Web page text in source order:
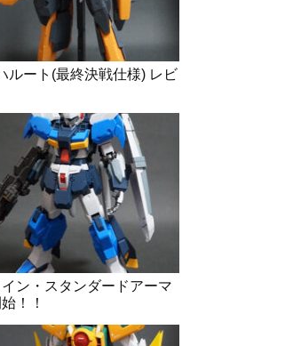
ルート(最終決戦仕様) レビ
ン・スタンダードアーマ
！！